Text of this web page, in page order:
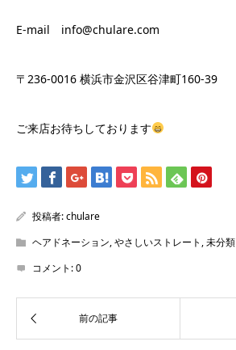
E-mail info@chulare.com
〒236-0016 横浜市金沢区谷津町160-39
ご来店お待ちしております
投稿者:chulare
ヘアドネーション,やさしいストレート ,未分類
コメント:0